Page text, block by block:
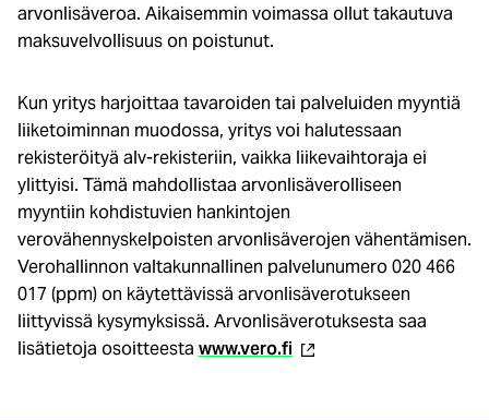
arvonlisäveroa. Aikaisemmin voimassa ollut takautuva
maksuvelvollisuus on poistunut.
Kun yritys harjoittaa tavaroiden tai palveluiden myyntiä
liiketoiminnan muodossa, yritys voi halutessaan
rekisteröityä alv-rekisteriin, vaikka liikevaihtoraja ei
ylittyisi. Tämä mahdollistaa arvonlisäverolliseen
myyntiin kohdistuvien hankintojen
verovähennyskelpoisten arvonlisäverojen vähentämisen.
Verohallinnon valtakunnallinen palvelunumero 020 466
017 (ppm) on käytettävissä arvonlisäverotukseen
liittyvissä kysymyksissä. Arvonlisäverotuksesta saa
lisätietoja osoitteesta www.vero.fi (ulkoinen